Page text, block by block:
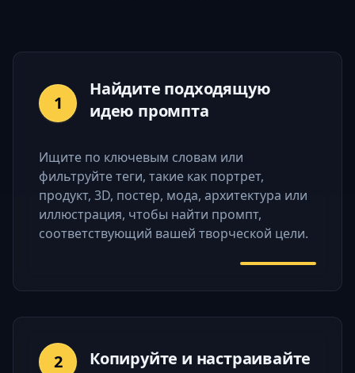
1
Найдите подходящую
идею промпта
Ищите по ключевым словам или
фильтруйте теги, такие как портрет,
продукт, 3D, постер, мода, архитектура или
иллюстрация, чтобы найти промпт,
соответствующий вашей творческой цели.
2 Копируйте и настраивайте